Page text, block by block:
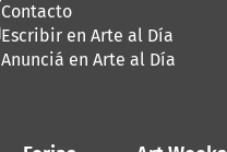
Contacto
Escribir en Arte al Día
Anunciá en Arte al Día